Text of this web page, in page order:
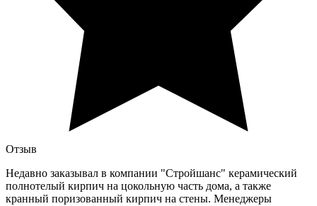
Отзыв
Недавно заказывал в компании "Стройшанс" керамический
полнотелый кирпич на цокольную часть дома, а также
кранный поризованный кирпич на стены. Менеджеры